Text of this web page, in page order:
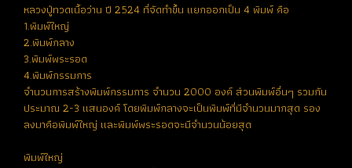
หลวงปู่ทวดเนื้อว่าน ปี 2524 ที่จัดทำขึ้น แยกออกเป็น 4 พิมพ์ คือ
1.พิมพ์ใหญ่
2.พิมพ์กลาง
3.พิมพ์พระรอด
4.พิมพ์กรรมการ
จำนวนการสร้างพิมพ์กรรมการ จำนวน 2000 องค์ ส่วนพิมพ์อื่นๆ รวมกัน
ประมาณ 2-3 แสนองค์ โดยพิมพ์กลางจะเป็นพิมพ์ที่มีจำนวนมากสุด รอง
ลงมาคือพิมพ์ใหญ่ และพิมพ์พระรอดจะมีจำนวนน้อยสุด
พิมพ์ใหญ่